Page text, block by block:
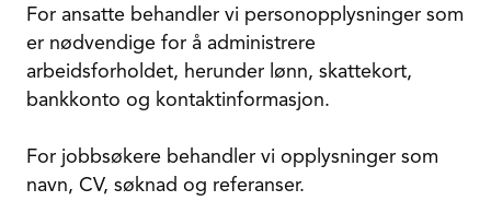
For ansatte behandler vi personopplysninger som
er nødvendige for å administrere
arbeidsforholdet, herunder lønn, skattekort,
bankkonto og kontaktinformasjon.
For jobbsøkere behandler vi opplysninger som
navn, CV, søknad og referanser.